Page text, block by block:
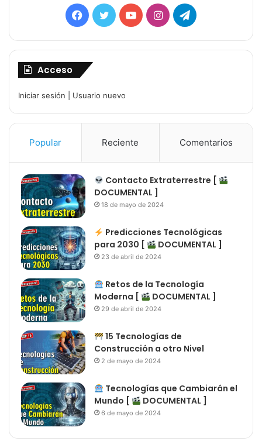
Facebook
TwitterYouTubeInstagramTelegram
Acceso
Iniciar sesión Usuario nuevo
Popular Reciente Comentarios
Contacto Extraterrestre [
DOCUMENTAL ]
18 de mayo de 2024
Predicciones Tecnológicas
para 2030 [
DOCUMENTAL ]
23 de abril de 2024
Retos de la Tecnología
Moderna [
DOCUMENTAL ]
29 de abril de 2024
15 Tecnologías de
Construcción a otro Nivel
2 de mayo de 2024
Tecnologías que Cambiarán el
Mundo [
DOCUMENTAL ]
6 de mayo de 2024